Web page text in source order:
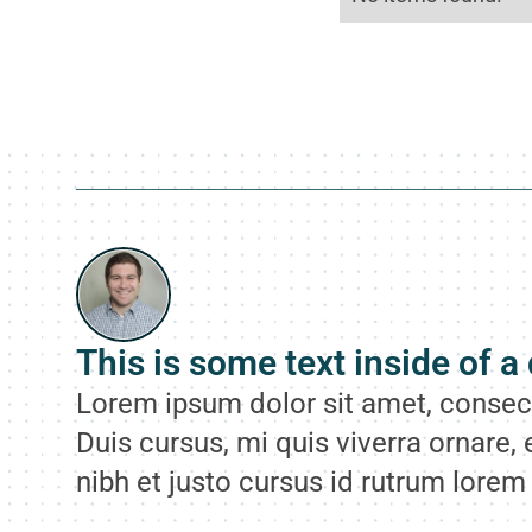
This is some text inside of a
Lorem ipsum dolor sit amet,
Duis cursus, mi quis viverra
nibh et justo cursus id rutrum